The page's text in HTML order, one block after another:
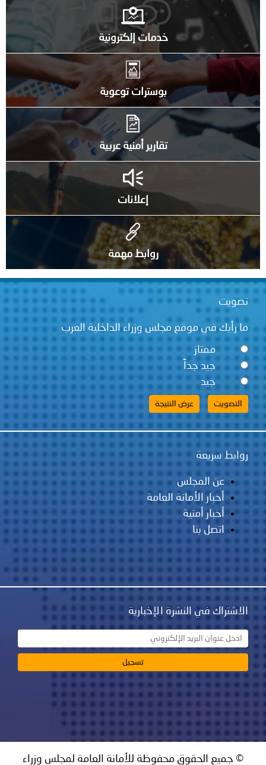
خدمات إلكترونية
بوسترات توعوية
روابط مهمة
مجلس وزراء الداخلية العرب
العامة
الإخبارية
محفوظة للأمانة العامة لمجلس وزراء